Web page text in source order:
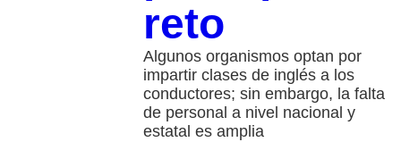
reto
Algunos organismos optan por
impartir clases de inglés a los
conductores; sin embargo, la falta
de personal a nivel nacional y
estatal es amplia